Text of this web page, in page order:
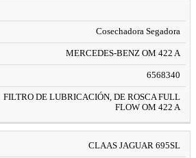
Cosechadora Segadora
MERCEDES-BENZ OM 422 A
6568340
FILTRO DE LUBRICACIÓN, DE ROSCA FULL
FLOW OM 422 A
CLAAS JAGUAR 695SL